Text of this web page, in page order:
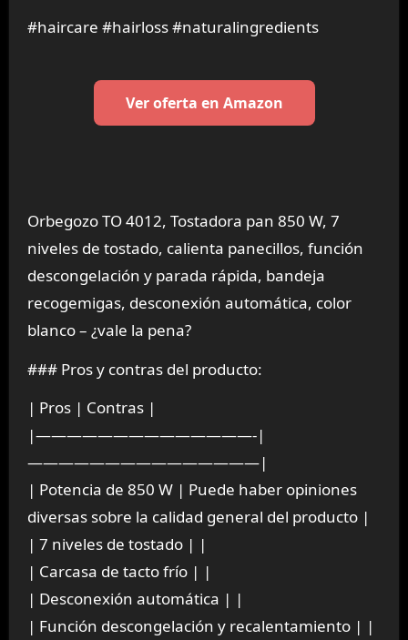
#haircare #hairloss #naturalingredients
Ver oferta en Amazon
Orbegozo TO 4012, Tostadora pan 850 W, 7
niveles de tostado, calienta panecillos, función
descongelación y parada rápida, bandeja
recogemigas, desconexión automática, color
blanco – ¿vale la pena?
### Pros y contras del producto:
| Pros | Contras |
|——————————————-|
———————————————|
| Potencia de 850 W | Puede haber opiniones
diversas sobre la calidad general del producto |
| 7 niveles de tostado | |
| Carcasa de tacto frío | |
| Desconexión automática | |
| Función descongelación y recalentamiento | |